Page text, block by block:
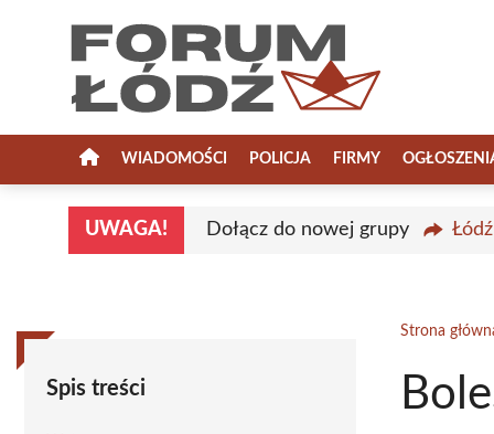
WIADOMOŚCI POLICJA FIRMY
UWAGA! Dołącz do nowej grupy
Spis treści
Strona